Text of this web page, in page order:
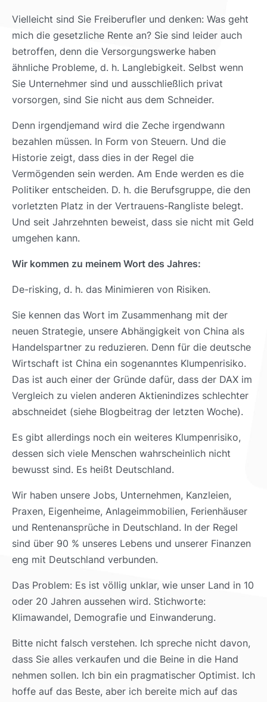
Vielleicht sind Sie Freiberufler und denken: Was geht
mich die gesetzliche Rente an? Sie sind leider auch
betroffen, denn die Versorgungswerke haben
ähnliche Probleme, d. h. Langlebigkeit. Selbst wenn
Sie Unternehmer sind und ausschließlich privat
vorsorgen, sind Sie nicht aus dem Schneider.
Denn irgendjemand wird die Zeche irgendwann
bezahlen müssen. In Form von Steuern. Und die
Historie zeigt, dass dies in der Regel die
Vermögenden sein werden. Am Ende werden es die
Politiker entscheiden. D. h. die Berufsgruppe, die den
vorletzten Platz in der Vertrauens-Rangliste belegt.
Und seit Jahrzehnten beweist, dass sie nicht mit Geld
umgehen kann.
Wir kommen zu meinem Wort des Jahres:
De-risking, d. h. das Minimieren von Risiken.
Sie kennen das Wort im Zusammenhang mit der
neuen Strategie, unsere Abhängigkeit von China als
Handelspartner zu reduzieren. Denn für die deutsche
Wirtschaft ist China ein sogenanntes Klumpenrisiko.
Das ist auch einer der Gründe dafür, dass der DAX im
Vergleich zu vielen anderen Aktienindizes schlechter
abschneidet (siehe Blogbeitrag der letzten Woche).
Es gibt allerdings noch ein weiteres Klumpenrisiko,
dessen sich viele Menschen wahrscheinlich nicht
bewusst sind. Es heißt Deutschland.
Wir haben unsere Jobs, Unternehmen, Kanzleien,
Praxen, Eigenheime, Anlageimmobilien, Ferienhäuser
und Rentenansprüche in Deutschland. In der Regel
sind über 90 % unseres Lebens und unserer Finanzen
eng mit Deutschland verbunden.
Das Problem: Es ist völlig unklar, wie unser Land in 10
oder 20 Jahren aussehen wird. Stichworte:
Klimawandel, Demografie und Einwanderung.
Bitte nicht falsch verstehen. Ich spreche nicht davon,
dass Sie alles verkaufen und die Beine in die Hand
nehmen sollen. Ich bin ein pragmatischer Optimist. Ich
hoffe auf das Beste, aber ich bereite mich auf das